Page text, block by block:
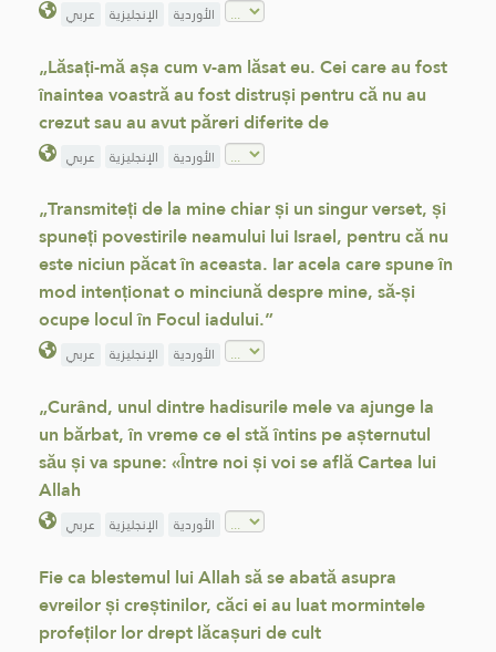
عربي الإنجليزية الأوردية
„Lăsați-mă așa cum v-am lăsat eu. Cei care au fost
înaintea voastră au fost distruși pentru că nu au
crezut sau au avut păreri diferite de
عربي الإنجليزية الأوردية
„Transmiteți de la mine chiar și un singur verset, și
spuneți povestirile neamului lui Israel, pentru că nu
este niciun păcat în aceasta. Iar acela care spune în
mod intenționat o minciună despre mine, să-și
ocupe locul în Focul iadului.”
عربي الإنجليزية الأوردية
„Curând, unul dintre hadisurile mele va ajunge la
un bărbat, în vreme ce el stă întins pe așternutul
său și va spune: «Între noi și voi se află Cartea lui
Allah
عربي الإنجليزية الأوردية
Fie ca blestemul lui Allah să se abată asupra
evreilor și creștinilor, căci ei au luat mormintele
profeților lor drept lăcașuri de cult